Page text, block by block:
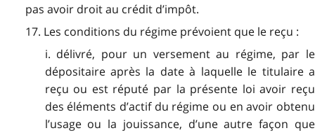
pas avoir droit au crédit d’impôt.
17. Les conditions du régime prévoient que le reçu :
i. délivré, pour un versement au régime, par le
dépositaire après la date à laquelle le titulaire a
reçu ou est réputé par la présente loi avoir reçu
des éléments d’actif du régime ou en avoir obtenu
l’usage ou la jouissance, d’une autre façon que